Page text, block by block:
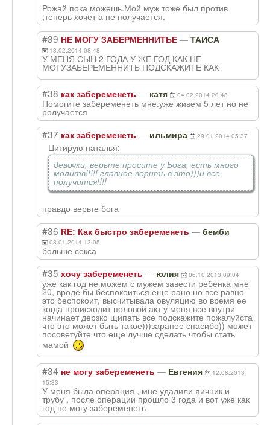
Рожай пока можешь.Мой муж тоже был против
,теперь хочет а не получается.
#39 НЕ МОГУ ЗАБЕРМЕННИТЬЕ — ТАИСА
13.02.2014 08:48
У МЕНЯ СЫН 2 ГОДА У ЖЕ ГОД КАК НЕ
МОГУЗАБЕРЕМЕННИТЬ ПОДСКАЖИТЕ КАК
#38 как забеременеть — катя 04.02.2014 20:48
Помогите забеременеть мне.уже живем 5 лет но не
ролучается
#37 как забеременеть — ильмира 29.01.2014 05:37
Цитирую наталья:
девочки, верьте просите у Бога, есть много
молитв!!!!! главное верить в это)))и все
получится!!!!
правдо верьте бога
#36 RE: Как быстро забеременеть — бемби
08.01.2014 13:05
больше секса
#35 хочу забеременеть — юлия 06.10.2013 09:04
уже как год не можем с мужем завести ребенка мне
20, вроде бы беспокоиться еще рано но все равно
это беспокоит, высчитывала овуляцию во время ее
когда происходит половой акт у меня все внутри
начинает дерзко щипать все подскажите пожалуйста
что это может быть такое)))заранее спасибо)) может
посоветуйте что еще лучше сделать чтобы стать
мамой
#34 не могу забеременеть — Евгения
12.08.2013
15:33
У меня была операция , мне удалили яичник и
трубу , после операции прошло 3 года и вот уже как
год не могу забеременеть